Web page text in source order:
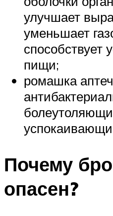
улучшает
уменьшает
способствует
пищи;
ромашка
Почему
опасен?